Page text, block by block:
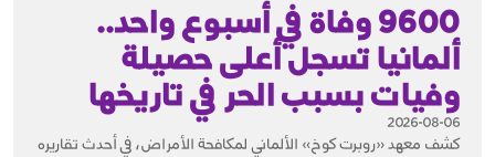
9600 وفاة في أسبوع واحد..
ألمانيا تسجل أعلى حصيلة
وفيات بسبب الحر في تاريخها
2026-08-06
كشف معهد «روبرت كوخ» الألماني لمكافحة الأمراض، في أحدث تقاريره